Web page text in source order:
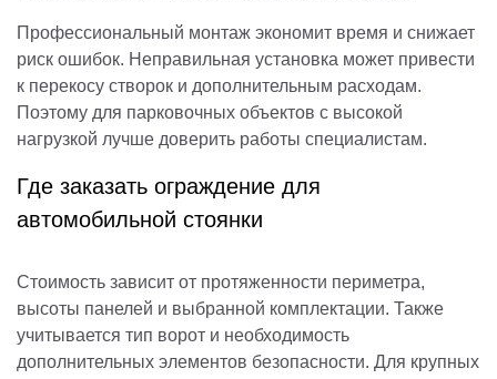
Профессиональный монтаж экономит время и снижает
риск ошибок. Неправильная установка может привести
к перекосу створок и дополнительным расходам.
Поэтому для парковочных объектов с высокой
нагрузкой лучше доверить работы специалистам.
Где заказать ограждение для
автомобильной стоянки
Стоимость зависит от протяженности периметра,
высоты панелей и выбранной комплектации. Также
учитывается тип ворот и необходимость
дополнительных элементов безопасности. Для крупных